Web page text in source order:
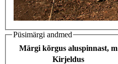
Püsimärgi andmed
Märgi kõrgus aluspinnast, m
Kirjeldus